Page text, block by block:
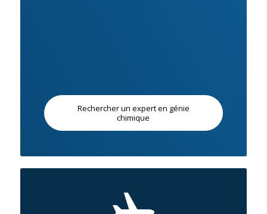
Rechercher un expert en génie
chimique